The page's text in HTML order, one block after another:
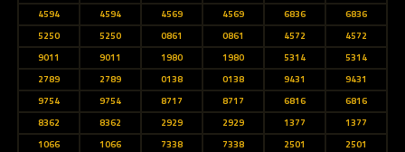
4594
4594 4569 4569 6836
6836
5250
5250 0861 0861 4572
4572
9011
9011 1980 1980 5314
5314
2789
2789 0138 0138 9431
9431
9754
9754 8717 8717 6816
6816
8362
8362 2929 2929 1377
1377
1066
1066 7338 7338 2501
2501